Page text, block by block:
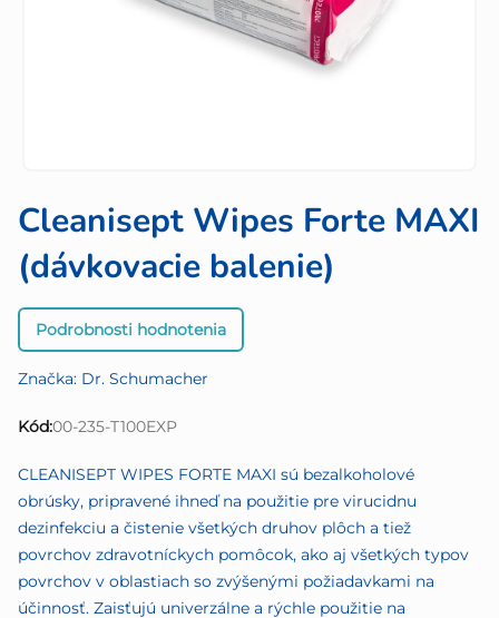
Cleanisept Wipes Forte MAXI
(dávkovacie balenie)
Priemerné
hodnotenie
je
0,0
5
hviezdičiek.
Podrobnosti hodnotenia
Značka: Dr. Schumacher
Kód:00-235-T100EXP
CLEANISEPT WIPES FORTE MAXI sú bezalkoholové
obrúsky, pripravené ihneď na použitie pre virucidnu
dezinfekciu a čistenie všetkých druhov plôch a tiež
povrchov zdravotníckych pomôcok, ako aj všetkých typov
povrchov v oblastiach so zvýšenými požiadavkami na
účinnosť. Zaisťujú univerzálne a rýchle použitie na